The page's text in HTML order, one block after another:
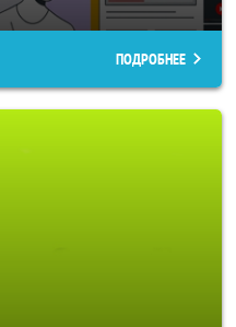
ПОДРОБНЕЕ